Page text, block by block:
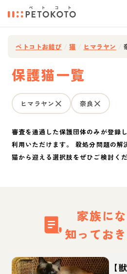
ペトコトお結び 猫 ヒマラヤン
保護猫一覧
ヒマラヤン 奈良
審査を通過した保護団体のみが登録
利用いただけます。 殺処分問題の解
猫から迎える選択肢をぜひご検討くだ
家族に
知ってお
【